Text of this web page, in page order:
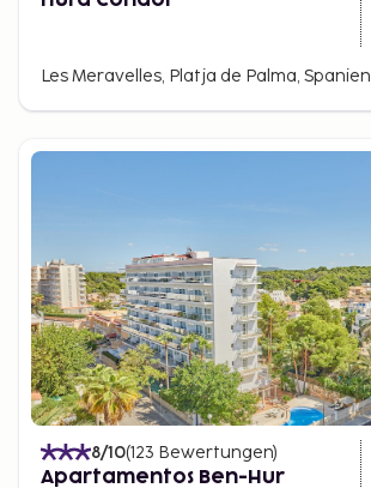
Les Meravelles, Platja de Palma, Spanien
8/10(123 Bewertungen)
Apartamentos Ben-Hur